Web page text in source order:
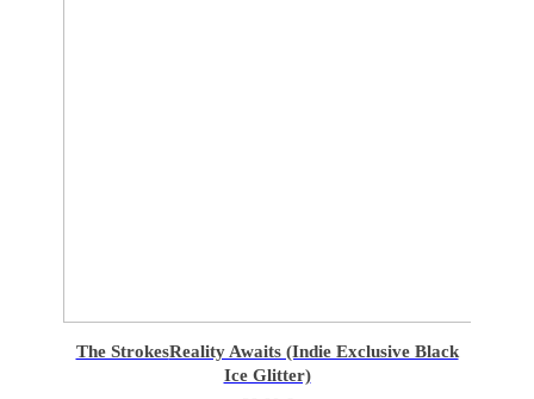
The StrokesReality Awaits (Indie Exclusive Black
Ice Glitter)